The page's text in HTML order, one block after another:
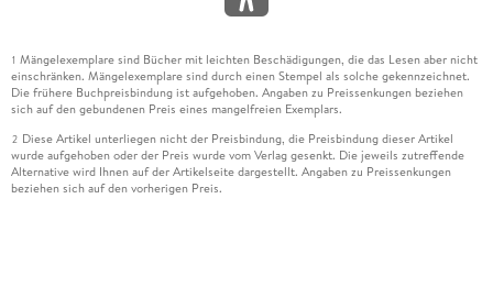
1 Mängelexemplare sind Bücher mit leichten Beschädigungen, die das Lesen aber nicht
einschränken. Mängelexemplare sind durch einen Stempel als solche gekennzeichnet.
Die frühere Buchpreisbindung ist aufgehoben. Angaben zu Preissenkungen beziehen
sich auf den gebundenen Preis eines mangelfreien Exemplars.
2 Diese Artikel unterliegen nicht der Preisbindung, die Preisbindung dieser Artikel
wurde aufgehoben oder der Preis wurde vom Verlag gesenkt. Die jeweils zutreffende
Alternative wird Ihnen auf der Artikelseite dargestellt. Angaben zu Preissenkungen
beziehen sich auf den vorherigen Preis.